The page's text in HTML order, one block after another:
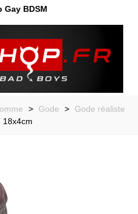
Gay BDSM
> Gode >
Gode réaliste
18x4cm